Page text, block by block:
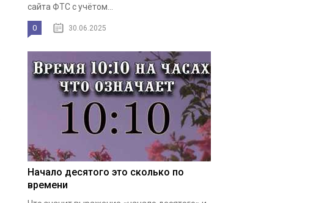
сайта ФТС с учётом...
0 30.06.2025
Начало десятого это сколько по
времени